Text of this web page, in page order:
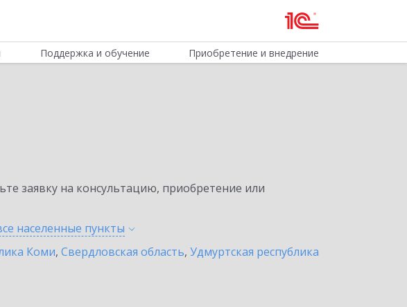
Поддержка и обучение Приобретение и внедрение
заявку на консультацию, приобретение или
населенные пункты
Коми, Свердловская область, Удмуртская республика